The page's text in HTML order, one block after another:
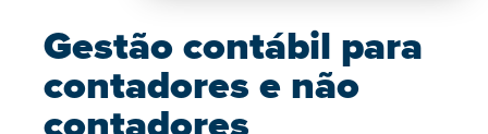
Gestão contábil para
contadores e não